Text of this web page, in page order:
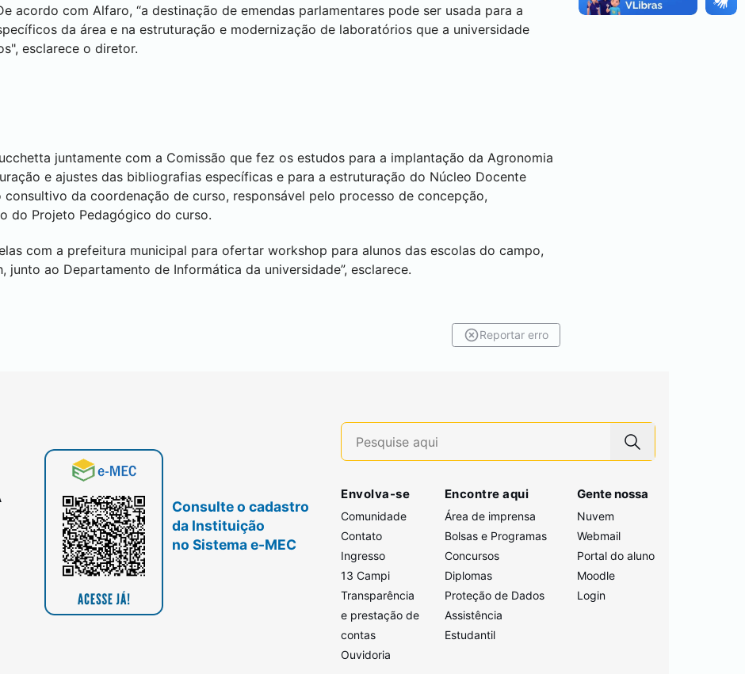
acordo com Alfaro, “a destinação de emendas parlamentares pode ser usada para a
da área e na estruturação e modernização de laboratórios que a universidade
esclarece o diretor.
juntamente com a Comissão que fez os estudos para a implantação da Agronomia
e ajustes das bibliografias específicas e para a estruturação do Núcleo Docente
da coordenação de curso, responsável pelo processo de concepção,
do Projeto Pedagógico do curso.
com a prefeitura municipal para ofertar workshop para alunos das escolas do campo,
ao Departamento de Informática da universidade”, esclarece.
Reportar erro
Consulte o cadastro
da Instituição
no Sistema e-MEC
Envolva-se
Comunidade
Contato
Ingresso
13 Campi
Transparência
e prestação de
contas
Ouvidoria
Encontre aqui
Área de imprensa
Bolsas e Programas
Concursos
Diplomas
Proteção de Dados
Assistência
Estudantil
Gente nossa
Nuvem
Webmail
Portal do aluno
Moodle
Login